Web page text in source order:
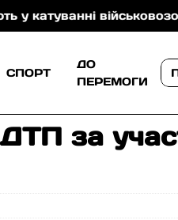
На
СПОРТ
ДО
ПЕРЕМОГИ
за